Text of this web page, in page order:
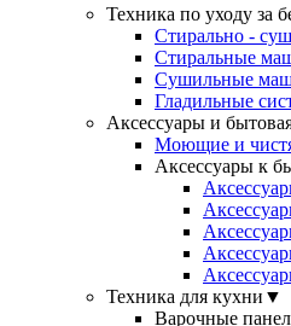
Техника по уходу за
Стирально -
Стиральные
Сушильные
Гладильные
Аксессуары и
Моющие и
Аксессуары к
Техника для кухни ▼
Варочные